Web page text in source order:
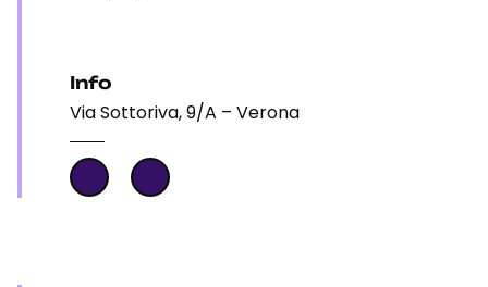
Info
Via Sottoriva, 9/A – Verona